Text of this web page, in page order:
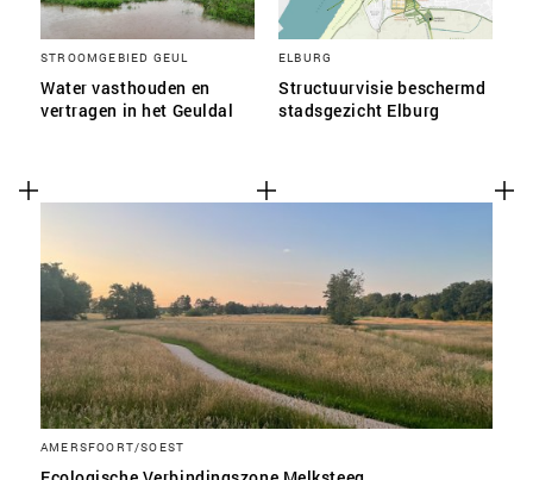
STROOMGEBIED GEUL
Water vasthouden en
vertragen in het Geuldal
ELBURG
Structuurvisie beschermd
stadsgezicht Elburg
AMERSFOORT/SOEST